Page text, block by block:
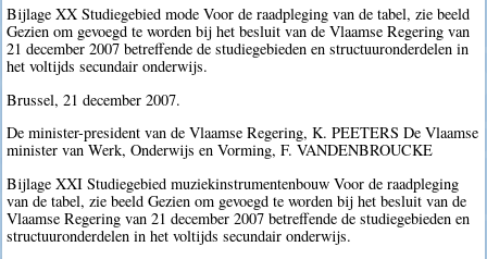
Bijlage XX Studiegebied mode Voor de raadpleging van de tabel, zie beeld
Gezien om gevoegd te worden bij het besluit van de Vlaamse Regering van
21 december 2007 betreffende de studiegebieden en structuuronderdelen in
het voltijds secundair onderwijs.
Brussel, 21 december 2007.
De minister-president van de Vlaamse Regering, K. PEETERS De Vlaamse
minister van Werk, Onderwijs en Vorming, F. VANDENBROUCKE
Bijlage XXI Studiegebied muziekinstrumentenbouw Voor de raadpleging
van de tabel, zie beeld Gezien om gevoegd te worden bij het besluit van de
Vlaamse Regering van 21 december 2007 betreffende de studiegebieden en
structuuronderdelen in het voltijds secundair onderwijs.